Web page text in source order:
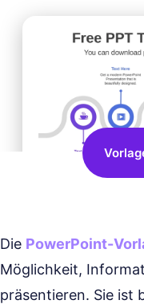
Die PowerPoint-
Möglichkeit,
präsentieren. Sie ist